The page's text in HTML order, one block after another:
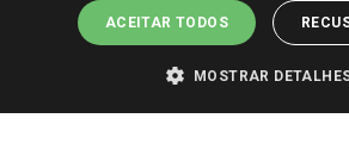
ACEITAR TODOS
MOSTRAR